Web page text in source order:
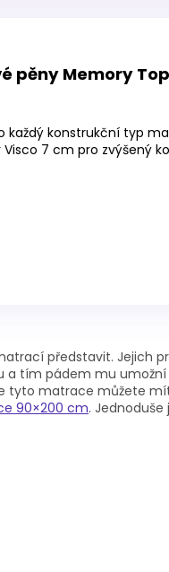
pěny Memory
každý konstrukční typ
7 cm pro zvýšený
představit. Jejich
a tím pádem mu
tyto matrace můžete
90×200 cm. Jednoduše